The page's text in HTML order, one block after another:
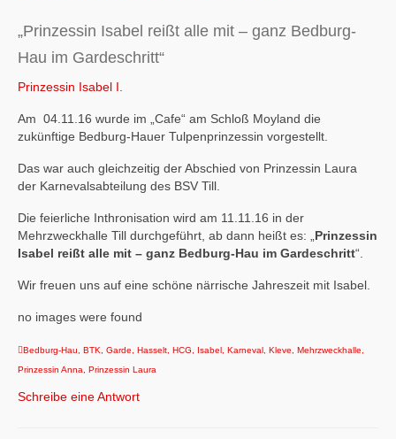
„Prinzessin Isabel reißt alle mit – ganz Bedburg-
Hau im Gardeschritt“
Prinzessin Isabel I.
Am 04.11.16 wurde im „Cafe“ am Schloß Moyland die
zukünftige Bedburg-Hauer Tulpenprinzessin vorgestellt.
Das war auch gleichzeitig der Abschied von Prinzessin Laura
der Karnevalsabteilung des BSV Till.
Die feierliche Inthronisation wird am 11.11.16 in der
Mehrzweckhalle Till durchgeführt, ab dann heißt es: „Prinzessin
Isabel reißt alle mit – ganz Bedburg-Hau im Gardeschritt“.
Wir freuen uns auf eine schöne närrische Jahreszeit mit Isabel.
no images were found
Bedburg-Hau, BTK, Garde, Hasselt, HCG, Isabel, Karneval, Kleve, Mehrzweckhalle,
Prinzessin Anna, Prinzessin Laura
Schreibe eine Antwort